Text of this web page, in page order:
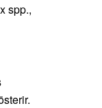
spp.,